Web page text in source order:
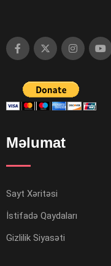
Məlumat
Sayt Xəritəsi
İstifadə Qaydaları
Gizlilik Siyasəti